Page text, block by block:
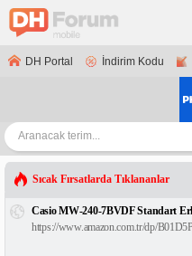
DH Portal İndirim Kodu
Sıcak Fırsatlarda Tıklananlar
Casio MW-240-7BVDF Standart
https://www.amazon.com.tr/dp/